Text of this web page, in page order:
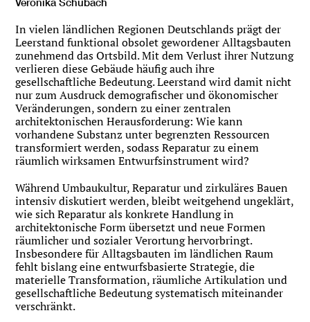
In vielen ländlichen Regionen Deutschlands prägt der
Leerstand funktional obsolet gewordener Alltagsbauten
zunehmend das Ortsbild. Mit dem Verlust ihrer Nutzung
verlieren diese Gebäude häufig auch ihre
gesellschaftliche Bedeutung. Leerstand wird damit nicht
nur zum Ausdruck demografischer und ökonomischer
Veränderungen, sondern zu einer zentralen
architektonischen Herausforderung: Wie kann
vorhandene Substanz unter begrenzten Ressourcen
transformiert werden, sodass Reparatur zu einem
räumlich wirksamen Entwurfsinstrument wird?
Während Umbaukultur, Reparatur und zirkuläres Bauen
intensiv diskutiert werden, bleibt weitgehend ungeklärt,
wie sich Reparatur als konkrete Handlung in
architektonische Form übersetzt und neue Formen
räumlicher und sozialer Verortung hervorbringt.
Insbesondere für Alltagsbauten im ländlichen Raum
fehlt bislang eine entwurfsbasierte Strategie, die
materielle Transformation, räumliche Artikulation und
gesellschaftliche Bedeutung systematisch miteinander
verschränkt.